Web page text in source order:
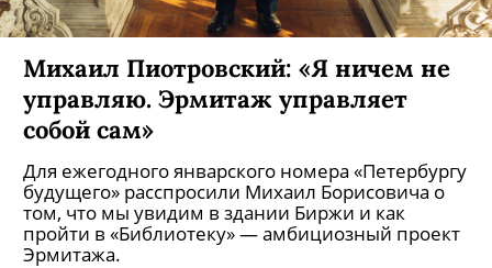
Михаил Пиотровский: «Я ничем не
управляю. Эрмитаж управляет
собой сам»
Для ежегодного январского номера «Петербургу
будущего» расспросили Михаил Борисовича о
том, что мы увидим в здании Биржи и как
пройти в «Библиотеку» — амбициозный проект
Эрмитажа.